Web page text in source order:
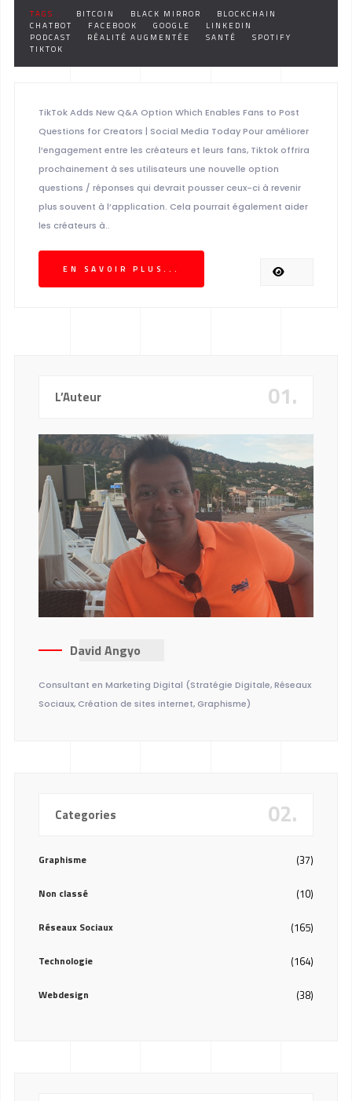
TAGS : BITCOIN BLACK MIRROR
BLOCKCHAIN
CHATBOT
FACEBOOK GOOGLE
LINKEDIN
PODCAST
RÉALITÉ AUGMENTÉE SANTÉ
SPOTIFY
TIKTOK
TikTok Adds New Q&A Option Which Enables Fans to Post
Questions for Creators | Social Media Today Pour améliorer
l’engagement entre les créateurs et leurs fans, Tiktok offrira
prochainement à ses utilisateurs une nouvelle option
questions / réponses qui devrait pousser ceux-ci à revenir
plus souvent à l’application. Cela pourrait également aider
les créateurs à..
EN SAVOIR PLUS...
L’Auteur 01.
David Angyo
Consultant en Marketing Digital (Stratégie Digitale, Réseaux
Sociaux, Création de sites internet, Graphisme)
Categories 02.
Graphisme (37)
Non classé (10)
Réseaux Sociaux (165)
Technologie (164)
Webdesign (38)